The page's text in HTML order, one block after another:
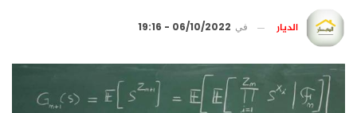
الديار في 06/10/2022 - 19:16